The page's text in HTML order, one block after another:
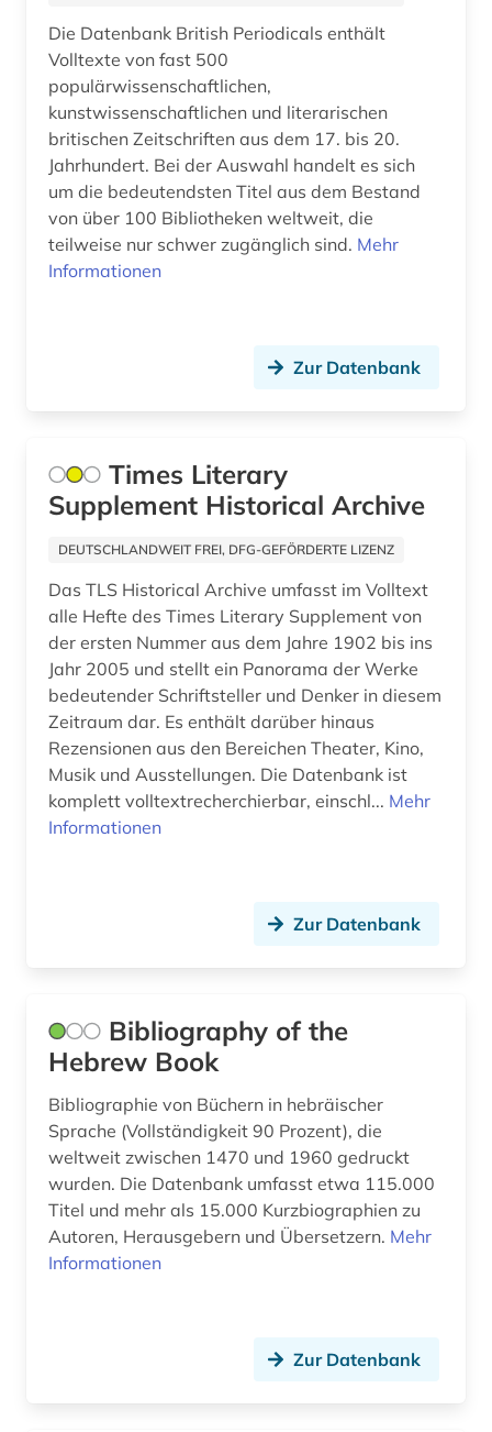
brief (1)
briefe (1)
briefsammlung (1)
brontë (1)
buchdruck (2)
buddhismus (2)
bulgarisch (1)
bulgaristik (2)
cae systeme (1)
chemie (3)
china (2)
chinesisch (2)
christopher marlowe (1)
datensammlung (2)
design (2)
deutsch (55)
deutsche sagen (1)
digitalisat (1)
Irland (5)
Island (2)
Israel (4)
Italien (9)
Japan (3)
Luxemburg (1)
Moldawien (1)
Montenegro (2)
Niederlande (8)
Niedersachsen (1)
Nordamerika (1)
Osteuropa (4)
Ostmitteleuropa (1)
Polen (1)
Portugal (1)
Roemisches Reich (5)
Die Datenbank British Periodicals enthält
Volltexte von fast 500
populärwissenschaftlichen,
kunstwissenschaftlichen und literarischen
britischen Zeitschriften aus dem 17. bis 20.
Jahrhundert. Bei der Auswahl handelt es sich
um die bedeutendsten Titel aus dem Bestand
von über 100 Bibliotheken weltweit, die
teilweise nur schwer zugänglich sind. Mehr
Informationen
Zur Datenbank
Times Literary
Supplement Historical Archive
DEUTSCHLANDWEIT FREI, DFG-GEFÖRDERTE LIZENZ
Das TLS Historical Archive umfasst im Volltext
alle Hefte des Times Literary Supplement von
der ersten Nummer aus dem Jahre 1902 bis ins
Jahr 2005 und stellt ein Panorama der Werke
bedeutender Schriftsteller und Denker in diesem
Zeitraum dar. Es enthält darüber hinaus
Rezensionen aus den Bereichen Theater, Kino,
Musik und Ausstellungen. Die Datenbank ist
komplett volltextrecherchierbar, einschl... Mehr
Informationen
Zur Datenbank
Bibliography of the
Hebrew Book
Bibliographie von Büchern in hebräischer
Sprache (Vollständigkeit 90 Prozent), die
weltweit zwischen 1470 und 1960 gedruckt
wurden. Die Datenbank umfasst etwa 115.000
Titel und mehr als 15.000 Kurzbiographien zu
Autoren, Herausgebern und Übersetzern. Mehr
Informationen
Zur Datenbank